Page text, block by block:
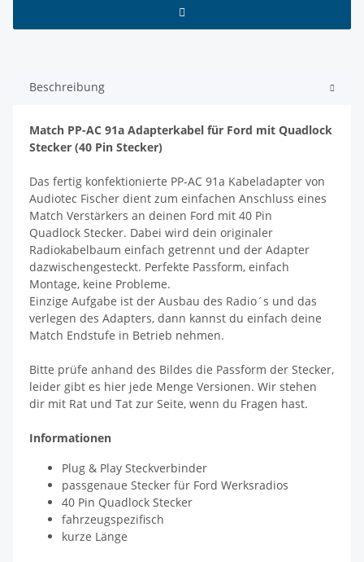
Beschreibung
Match PP-AC 91a Adapterkabel für Ford mit Quadlock
Stecker (40 Pin Stecker)
Das fertig konfektionierte PP-AC 91a Kabeladapter von
Audiotec Fischer dient zum einfachen Anschluss eines
Match Verstärkers an deinen Ford mit 40 Pin
Quadlock Stecker. Dabei wird dein originaler
Radiokabelbaum einfach getrennt und der Adapter
dazwischengesteckt. Perfekte Passform, einfach
Montage, keine Probleme.
Einzige Aufgabe ist der Ausbau des Radio´s und das
verlegen des Adapters, dann kannst du einfach deine
Match Endstufe in Betrieb nehmen.
Bitte prüfe anhand des Bildes die Passform der Stecker,
leider gibt es hier jede Menge Versionen. Wir stehen
dir mit Rat und Tat zur Seite, wenn du Fragen hast.
Informationen
Plug & Play Steckverbinder
passgenaue Stecker für Ford Werksradios
40 Pin Quadlock Stecker
fahrzeugspezifisch
kurze Länge